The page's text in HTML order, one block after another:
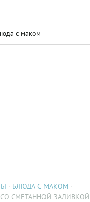
с маком
БЛЮДА С МАКОМ
СМЕТАННОЙ ЗАЛИВКОЙ